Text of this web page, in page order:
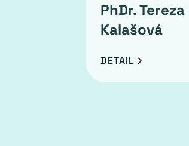
PhDr. Tereza
Kalašová
DETAIL